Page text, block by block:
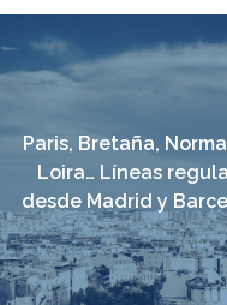
Paris, Bretaña,
Loira… Líneas
desde Madrid y